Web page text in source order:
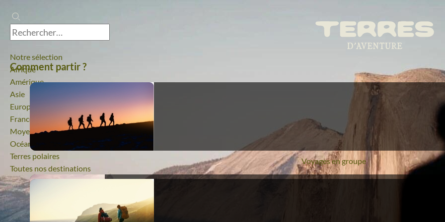
Notre sélection
Afrique
Amérique
Asie
Europe
France
Moyen-Orient
Océanie
Terres polaires
Toutes nos destinations
Comment partir ?
Voyages en groupe